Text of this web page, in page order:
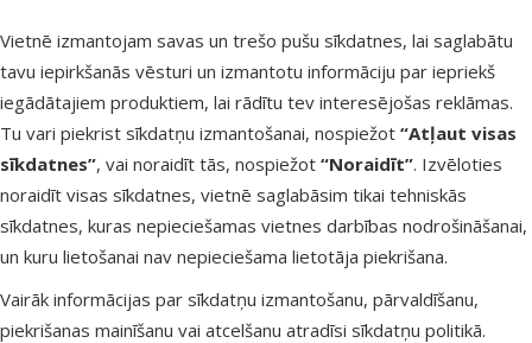
Vietnē izmantojam savas un trešo pušu sīkdatnes, lai saglabātu
tavu iepirkšanās vēsturi un izmantotu informāciju par iepriekš
iegādātajiem produktiem, lai rādītu tev interesējošas reklāmas.
Tu vari piekrist sīkdatņu izmantošanai, nospiežot “Atļaut visas
sīkdatnes”, vai noraidīt tās, nospiežot “Noraidīt”. Izvēloties
noraidīt visas sīkdatnes, vietnē saglabāsim tikai tehniskās
sīkdatnes, kuras nepieciešamas vietnes darbības nodrošināšanai,
un kuru lietošanai nav nepieciešama lietotāja piekrišana.
Vairāk informācijas par sīkdatņu izmantošanu, pārvaldīšanu,
piekrišanas mainīšanu vai atcelšanu atradīsi sīkdatņu politikā.
Šūpoles
putniem –
Jewel, Perch
hanging L,
cm
Oriģinālā
2,99 €
Cena
2,24 €
Izdevīgi 🛍️ iesaka